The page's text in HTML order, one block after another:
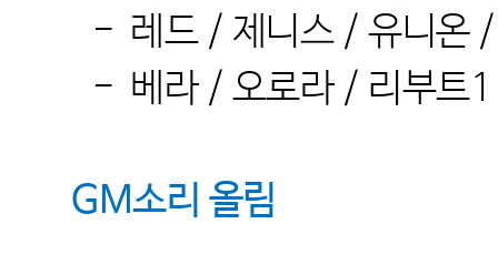
- 레드 / 제니스/유니온
- 베라 / 오로라 / 리부트
GM소리 올림